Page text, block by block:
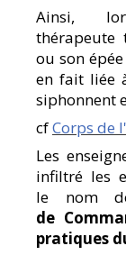
Ainsi,
thérapeute
ou son
en fait liée
siphonnent
cfCorps de
Les
infiltré les
le nom
de
pratiques